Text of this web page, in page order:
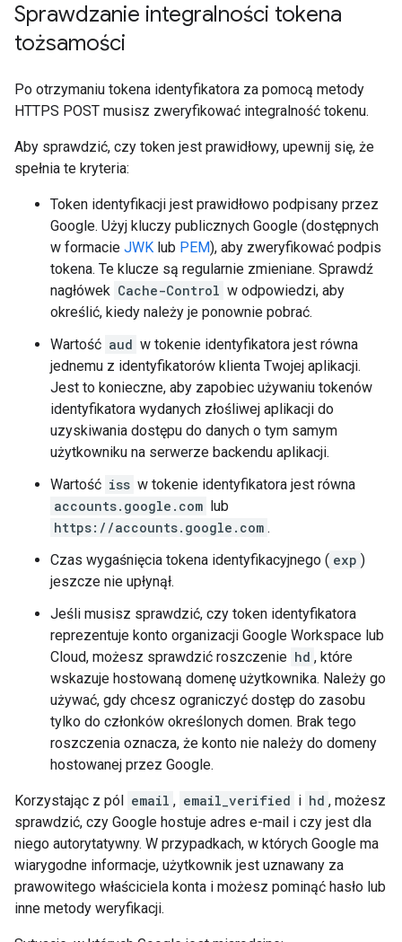
Sprawdzanie integralności tokena
tożsamości
Po otrzymaniu tokena identyfikatora za pomocą metody
HTTPS POST musisz zweryfikować integralność tokenu.
Aby sprawdzić, czy token jest prawidłowy, upewnij się, że
spełnia te kryteria:
Token identyfikacji jest prawidłowo podpisany przez
Google. Użyj kluczy publicznych Google (dostępnych
w formacie JWK lub PEM), aby zweryfikować podpis
tokena. Te klucze są regularnie zmieniane. Sprawdź
nagłówek Cache-Control w odpowiedzi, aby
określić, kiedy należy je ponownie pobrać.
Wartość aud w tokenie identyfikatora jest równa
jednemu z identyfikatorów klienta Twojej aplikacji.
Jest to konieczne, aby zapobiec używaniu tokenów
identyfikatora wydanych złośliwej aplikacji do
uzyskiwania dostępu do danych o tym samym
użytkowniku na serwerze backendu aplikacji.
Wartość iss w tokenie identyfikatora jest równa
accounts.google.com lub
https://accounts.google.com .
Czas wygaśnięcia tokena identyfikacyjnego ( exp )
jeszcze nie upłynął.
Jeśli musisz sprawdzić, czy token identyfikatora
reprezentuje konto organizacji Google Workspace lub
Cloud, możesz sprawdzić roszczenie hd , które
wskazuje hostowaną domenę użytkownika. Należy go
używać, gdy chcesz ograniczyć dostęp do zasobu
tylko do członków określonych domen. Brak tego
roszczenia oznacza, że konto nie należy do domeny
hostowanej przez Google.
Korzystając z pól email , email_verified i hd , możesz
sprawdzić, czy Google hostuje adres e-mail i czy jest dla
niego autorytatywny. W przypadkach, w których Google ma
wiarygodne informacje, użytkownik jest uznawany za
prawowitego właściciela konta i możesz pominąć hasło lub
inne metody weryfikacji.